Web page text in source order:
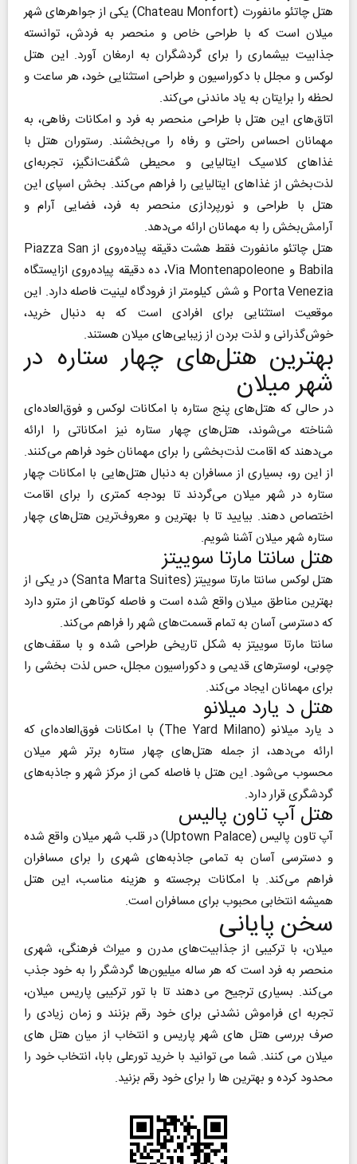
هتل چاتئو مانفورت (Chateau Monfort) یکی از جواهر‌های شهر
میلان است که با طراحی خاص و منحصر به فردش، توانسته
جذابیت بیشماری را برای گردشگران به ارمغان آورد. این هتل
لوکس و مجلل با دکوراسیون و طراحی استثنایی خود، هر ساعت و
لحظه را برایتان به یاد ماندنی می‌کند.
اتاق‌های این هتل با طراحی منحصر به فرد و امکانات رفاهی، به
مهمانان احساس راحتی و رفاه را می‌بخشند. رستوران هتل با
غذا‌های کلاسیک ایتالیایی و محیطی شگفت‌انگیز، تجربه‌ای
لذت‌بخش از غذا‌های ایتالیایی را فراهم می‌کند. بخش اسپای این
هتل با طراحی و نورپردازی منحصر به فرد، فضایی آرام و
آرامش‌بخش را به مهمانان ارائه می‌دهد.
هتل چاتئو مانفورت فقط هشت دقیقه پیاده‌روی از Piazza San
Babila و Via Montenapoleone، ده دقیقه پیاده‌روی از‌ایستگاه
Porta Venezia و شش کیلومتر از فرودگاه لینیت فاصله دارد. این
موقعیت استثنایی برای افرادی است که به دنبال خرید،
خوش‌گذرانی و لذت بردن از زیبایی‌های میلان هستند.
بهترین هتل‌های چهار ستاره در
شهر میلان
در حالی که هتل‌های پنج ستاره با امکانات لوکس و فوق‌العاده‌ای
شناخته می‌شوند، هتل‌های چهار ستاره نیز امکاناتی را ارائه
می‌دهند که اقامت لذت‌بخشی را برای مهمانان خود فراهم می‌کنند.
از این رو، بسیاری از مسافران به دنبال هتل‌هایی با امکانات چهار
ستاره در شهر میلان می‌گردند تا بودجه کمتری را برای اقامت
اختصاص دهند. بیایید تا با بهترین و معروف‌ترین هتل‌های چهار
ستاره شهر میلان آشنا شویم.
هتل سانتا مارتا سوییتز
هتل لوکس سانتا مارتا سوییتز (Santa Marta Suites) در یکی از
بهترین مناطق میلان واقع شده است و فاصله کوتاهی از مترو دارد
که دسترسی آسان به تمام قسمت‌های شهر را فراهم می‌کند.
سانتا مارتا سوییتز به شکل تاریخی طراحی شده و با سقف‌های
چوبی، لوستر‌های قدیمی و دکوراسیون مجلل، حس لذت بخشی را
برای مهمانان ایجاد می‌کند.
هتل د یارد میلانو
د یارد میلانو (The Yard Milano) با امکانات فوق‌العاده‌ای که
ارائه می‌دهد، از جمله هتل‌های چهار ستاره برتر شهر میلان
محسوب می‌شود. این هتل با فاصله کمی از مرکز شهر و جاذبه‌های
گردشگری قرار دارد.
هتل آپ تاون پالیس
آپ تاون پالیس (Uptown Palace) در قلب شهر میلان واقع شده
و دسترسی آسان به تمامی جاذبه‌های شهری را برای مسافران
فراهم می‌کند. با امکانات برجسته و هزینه مناسب، این هتل
همیشه انتخابی محبوب برای مسافران است.
سخن پایانی
میلان، با ترکیبی از جذابیت‌های مدرن و میراث فرهنگی، شهری
منحصر به فرد است که هر ساله میلیون‌ها گردشگر را به خود جذب
می‌کند. بسیاری ترجیح می دهند تا با تور ترکیبی پاریس میلان،
تجربه ای فراموش نشدنی برای خود رقم بزنند و زمان زیادی را
صرف بررسی هتل های شهر پاریس و انتخاب از میان هتل های
میلان می کنند. شما می توانید با خرید تورعلی بابا، انتخاب خود را
محدود کرده و بهترین ها را برای خود رقم بزنید.